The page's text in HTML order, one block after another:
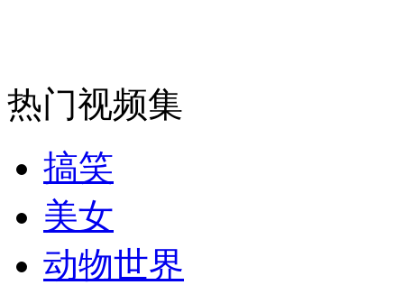
纽约上演“枕头大战”
热门视频集
搞笑
美女
动物世界